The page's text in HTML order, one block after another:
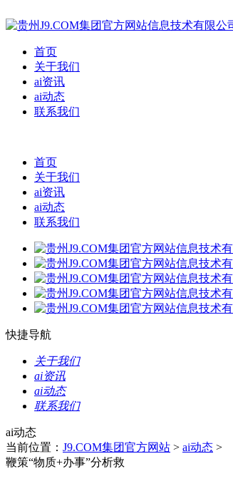
首页
关于我们
ai资讯
ai动态
联系我们
首页
关于我们
ai资讯
ai动态
联系我们
快捷导航
关于我们
ai资讯
ai动态
联系我们
ai动态
当前位置： J9.COM集团官方网站 > ai动态 >
鞭策“物质+办事”分析救